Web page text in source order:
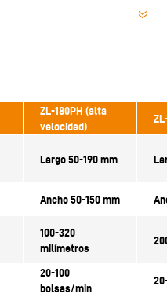
ZL-180PH (alta
velocidad)
Largo 50-190 mm
Ancho 50-150 mm
100-320
milímetros
20-100
bolsas/min